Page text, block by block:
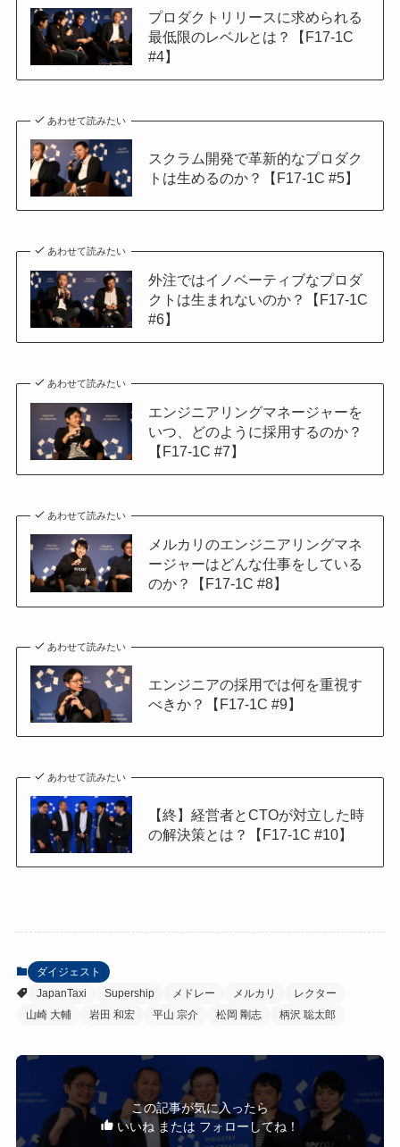
プロダクトリリースに求められる
最低限のレベルとは？【F17-1C
#4】
あわせて読みたい
スクラム開発で革新的なプロダク
トは生めるのか？【F17-1C #5】
あわせて読みたい
外注ではイノベーティブなプロダ
クトは生まれないのか？【F17-1C
#6】
あわせて読みたい
エンジニアリングマネージャーを
いつ、どのように採用するのか？
【F17-1C #7】
あわせて読みたい
メルカリのエンジニアリングマネ
ージャーはどんな仕事をしている
のか？【F17-1C #8】
あわせて読みたい
エンジニアの採用では何を重視す
べきか？【F17-1C #9】
あわせて読みたい
【終】経営者とCTOが対立した時
の解決策とは？【F17-1C #10】
ダイジェスト
JapanTaxi
Supership メドレー メルカリ
レクター
山崎 大輔
岩田 和宏 平山 宗介 松岡 剛志 柄沢 聡太郎
この記事が気に入ったら
いいね または フォローしてね！